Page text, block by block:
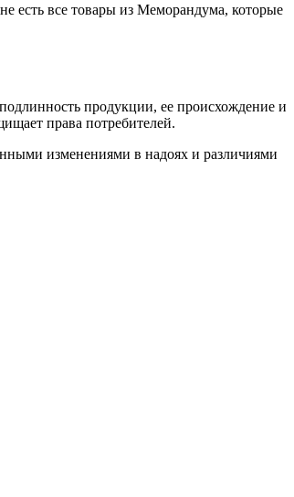
есть все товары из Меморандума, которые
продукции, ее происхождение и
права потребителей.
изменениями в надоях и различиями